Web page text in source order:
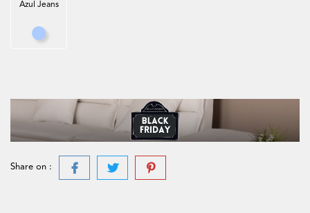
Azul Jeans
Azul Jeans
Share on :